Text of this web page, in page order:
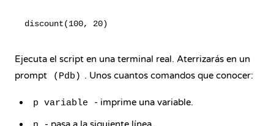
Ejecuta el script en una terminal real. Aterrizarás en un
prompt
(Pdb) . Unos cuantos comandos que conocer:
p variable - imprime una variable.